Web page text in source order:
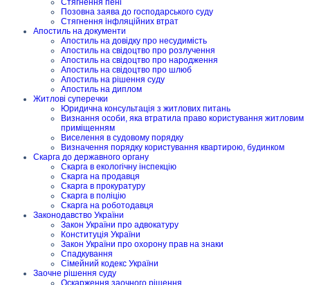
Стягнення пені
Позовна заява до господарського суду
Стягнення інфляційних втрат
Апостиль на документи
Апостиль на довідку про несудимість
Апостиль на свідоцтво про розлучення
Апостиль на свідоцтво про народження
Апостиль на свідоцтво про шлюб
Апостиль на рішення суду
Апостиль на диплом
Житлові суперечки
Юридична консультація з житлових питань
Визнання особи, яка втратила право користування житловим
приміщенням
Виселення в судовому порядку
Визначення порядку користування квартирою, будинком
Скарга до державного органу
Скарга в екологічну інспекцію
Скарга на продавця
Скарга в прокуратуру
Скарга в поліцію
Скарга на роботодавця
Законодавство України
Закон України про адвокатуру
Конституція України
Закон України про охорону прав на знаки
Спадкування
Сімейний кодекс України
Заочне рішення суду
Оскарження заочного рішення